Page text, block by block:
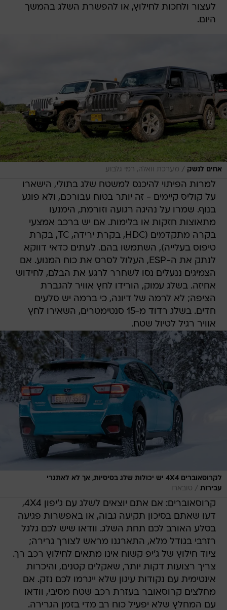
לעצור ולחכות לחילוץ, או להפשרת השלג בהמשך
היום.
אחים לנשק / מערכת וואלה, רמי גלבוע
למרות הפיתוי להיכנס למשטח שלג בתולי, הישארו
על קוליס קיימים - זה יותר בטוח עבורכם, ולא פוגע
בנוף. שמרו על נהיגה רגועה וזורמת, הימנעו
מתאוצות חזקות או בלימות. אם יש ברכב אמצעי
בקרה מתקדמים (HDC, בקרת ירידה, TC, בקרת
טיפוס בעלייה), השתמשו בהם. לעתים כדאי דווקא
לנתק את ה-ESP, העלול לסרס את כוח המנוע. אם
הצמיגים ננעלים נסו לשחרר לרגע את הבלם, לחידוש
אחיזה. בשלג עמוק, הורידו לחץ אוויר להגברת
הציפה; לא לרמה של דיונה, כי ברמה יש סלעים
חדים. בשלג רדוד מ-15 סנטימטרים, השאירו לחץ
אוויר רגיל לטיול שטח.
לקרוסאוברים 4X4 יש יכולות שלג בסיסיות, אך לא לאתגרי
עבירות / סובארו
קרוסאוברים: אם אתם יוצאים לשלג עם ג'יפון 4X4,
דעו שאתם בסיכון תקיעה גבוה, או באפשרות פגיעה
בסלע האורב לכם תחת השלג. וודאו שיש לכם גלגל
רזרבי בגודל מלא, התארגנו מראש לצורך גרירה;
ציוד חילוץ של ג'יפ קשוח אינו מתאים לחילוץ רכב רך.
צריך רצועות דקות יותר, שאקלים קטנים, והיכרות
אינטימית עם נקודות עיגון שלא ייגרמו לכם נזק. אם
מחלצים קרוסאובר בעזרת רכב שטח מסיבי, וודאו
עם המחלץ שלא יפעיל כוח רב מדי בזמן הגרירה.